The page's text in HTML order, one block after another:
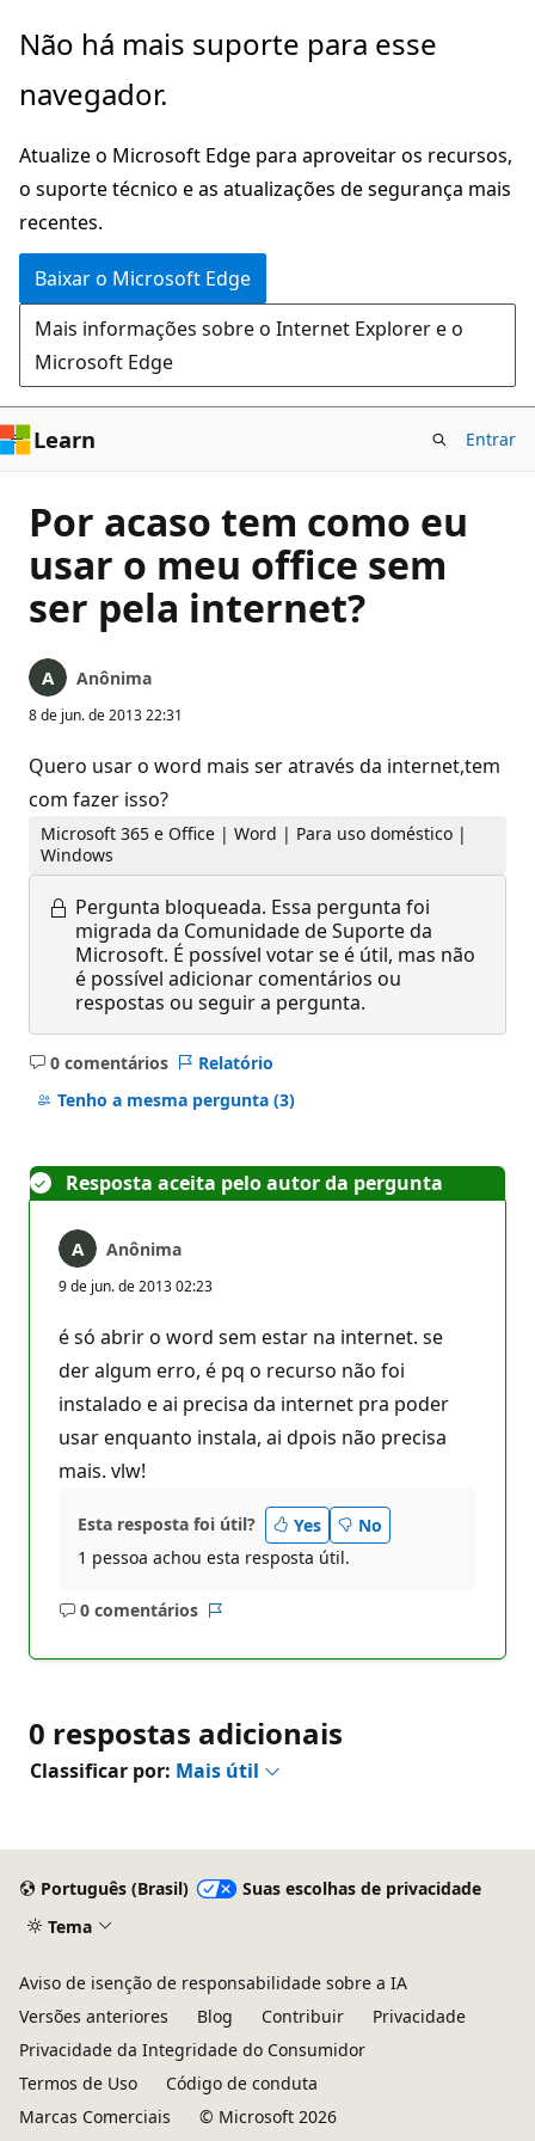
Pular
o
principal
Não há mais suporte para esse
navegador.
Atualize o Microsoft Edge para aproveitar os recursos,
o suporte técnico e as atualizações de segurança mais
recentes.
Baixar o Microsoft Edge
Mais informações sobre o Internet Explorer e o
Microsoft Edge
Learn Entrar
Por acaso tem como eu
usar o meu office sem
ser pela internet?
Anônima
8 de jun. de 2013 22:31
Quero usar o word mais ser através da internet,tem
com fazer isso?
Microsoft 365 e Office | Word | Para uso doméstico |
Windows
Pergunta bloqueada. Essa pergunta foi
migrada da Comunidade de Suporte da
Microsoft. É possível votar se é útil, mas não
é possível adicionar comentários ou
respostas ou seguir a pergunta.
0 comentários
Sem
comentários
Relatório
Tenho a mesma pergunta (3)
Resposta aceita pelo autor da pergunta
Anônima
9 de jun. de 2013 02:23
é só abrir o word sem estar na internet. se
der algum erro, é pq o recurso não foi
instalado e ai precisa da internet pra poder
usar enquanto instala, ai dpois não precisa
mais. vlw!
Esta resposta foi útil? Yes
No
1 pessoa achou esta resposta útil.
0 comentários
Sem
0 respostas adicionais
Classificar por: Mais útil
Português (Brasil)
Suas escolhas de privacidade
Tema
Aviso de isenção de responsabilidade sobre a IA
Versões anteriores
Blog Contribuir
Privacidade
Privacidade da Integridade do Consumidor
Termos de Uso
Código de conduta
Marcas Comerciais
© Microsoft 2026